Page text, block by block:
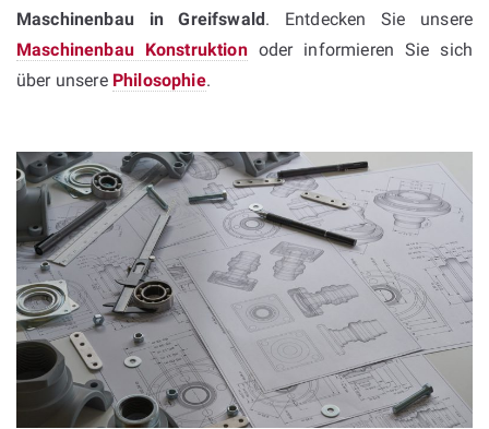
Maschinenbau in Greifswald. Entdecken Sie unsere
Maschinenbau Konstruktionoder informieren Sie sich
über unsere Philosophie.